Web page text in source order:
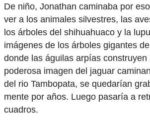
De niño, Jonathan caminaba por
ver a los animales silvestres, las
los árboles del shihuahuaco y la
imágenes de los árboles gigantes
donde las águilas arpías construyen
poderosa imagen del jaguar
del rio Tambopata, se quedarían
mente por años. Luego pasaría a
cuadros.